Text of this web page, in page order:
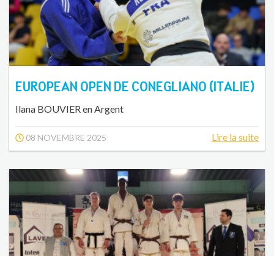
EUROPEAN OPEN DE CONEGLIANO (ITALIE)
Ilana BOUVIER en Argent
08 NOVEMBRE 2025 Lire la suite